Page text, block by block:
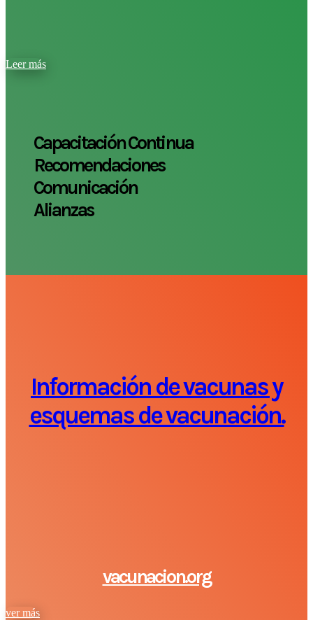
Leer más
Capacitación Continua
Recomendaciones
Comunicación
Alianzas
Información de vacunas y
esquemas de vacunación.
vacunacion.org
ver más